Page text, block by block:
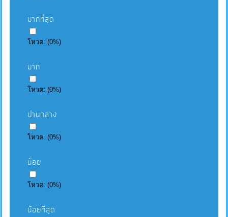
มากที่สุด
โหวต:(0%)
มาก
โหวต:(0%)
ปานกลาง
โหวต:(0%)
น้อย
โหวต:(0%)
น้อยที่สุด